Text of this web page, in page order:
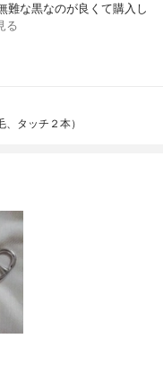
難な黒なのが良くて購入し
る
タッチ２本）